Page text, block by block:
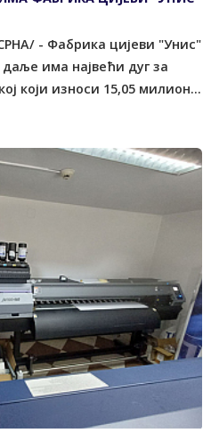
- Фабрика цијеви "Унис"
има највећи дуг за
који износи 15,05 милион...